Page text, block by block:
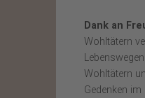
Dank an
Wohltätern
Wohltätern
Gedenken